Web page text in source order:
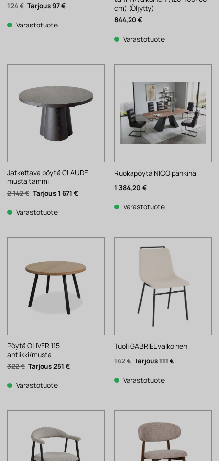
124€ Alkuperäinen
hinta
124 €.
97€Nykyinen
Varastotuote
cm) (Öljytty)
844,20 €
Varastotuote
Jatkettava pöytä CLAUDE
musta tammi
2 142€ Alkuperäinen
hinta
2
142 €.
1 671 €Nykyinen
Varastotuote
Ruokapöytä NICO pähkinä
1 384,20 €
Varastotuote
Pöytä OLIVER 115
antiikki/musta
322€ Alkuperäinen
hinta
322 €.
251 €Nykyinen
Varastotuote
Tuoli GABRIEL valkoinen
142€ Alkuperäinen
hinta
142 €.
111 €Nykyinen
Varastotuote